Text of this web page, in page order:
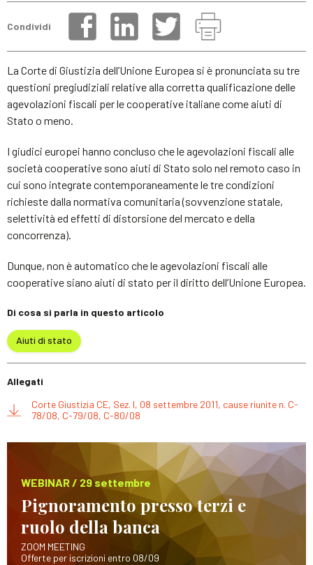
Condividi
La Corte di Giustizia dell’Unione Europea si è pronunciata su tre
questioni pregiudiziali relative alla corretta qualificazione delle
agevolazioni fiscali per le cooperative italiane come aiuti di
Stato o meno.
I giudici europei hanno concluso che le agevolazioni fiscali alle
società cooperative sono aiuti di Stato solo nel remoto caso in
cui sono integrate contemporaneamente le tre condizioni
richieste dalla normativa comunitaria (sovvenzione statale,
selettività ed effetti di distorsione del mercato e della
concorrenza).
Dunque, non è automatico che le agevolazioni fiscali alle
cooperative siano aiuti di stato per il diritto dell’Unione Europea.
Di cosa si parla in questo articolo
Aiuti di stato
Allegati
Corte Giustizia CE, Sez. I, 08 settembre 2011, cause riunite n. C-
78/08, C-79/08, C-80/08
WEBINAR / 29 settembre
Pignoramento presso terzi e
ruolo della banca
ZOOM MEETING
Offerte per iscrizioni entro 08/09